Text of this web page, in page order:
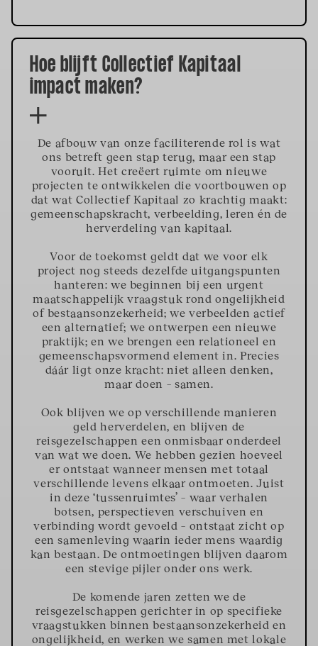
Hoe blijft Collectief Kapitaal
impact maken?
De afbouw van onze faciliterende rol is wat
ons betreft geen stap terug, maar een stap
vooruit. Het creëert ruimte om nieuwe
projecten te ontwikkelen die voortbouwen op
dat wat Collectief Kapitaal zo krachtig maakt:
gemeenschapskracht, verbeelding, leren én de
herverdeling van kapitaal.
Voor de toekomst geldt dat we voor elk
project nog steeds dezelfde uitgangspunten
hanteren: we beginnen bij een urgent
maatschappelijk vraagstuk rond ongelijkheid
of bestaansonzekerheid; we verbeelden actief
een alternatief; we ontwerpen een nieuwe
praktijk; en we brengen een relationeel en
gemeenschapsvormend element in. Precies
dáár ligt onze kracht: niet alleen denken,
maar doen – samen.
Ook blijven we op verschillende manieren
geld herverdelen, en blijven de
reisgezelschappen een onmisbaar onderdeel
van wat we doen. We hebben gezien hoeveel
er ontstaat wanneer mensen met totaal
verschillende levens elkaar ontmoeten. Juist
in deze ‘tussenruimtes’ – waar verhalen
botsen, perspectieven verschuiven en
verbinding wordt gevoeld – ontstaat zicht op
een samenleving waarin ieder mens waardig
kan bestaan. De ontmoetingen blijven daarom
een stevige pijler onder ons werk.
De komende jaren zetten we de
reisgezelschappen gerichter in op specifieke
vraagstukken binnen bestaansonzekerheid en
ongelijkheid, en werken we samen met lokale